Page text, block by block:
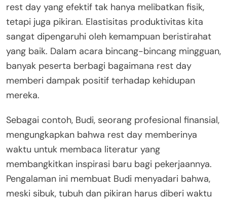
rest day yang efektif tak hanya melibatkan fisik,
tetapi juga pikiran. Elastisitas produktivitas kita
sangat dipengaruhi oleh kemampuan beristirahat
yang baik. Dalam acara bincang-bincang mingguan,
banyak peserta berbagi bagaimana rest day
memberi dampak positif terhadap kehidupan
mereka.
Sebagai contoh, Budi, seorang profesional finansial,
mengungkapkan bahwa rest day memberinya
waktu untuk membaca literatur yang
membangkitkan inspirasi baru bagi pekerjaannya.
Pengalaman ini membuat Budi menyadari bahwa,
meski sibuk, tubuh dan pikiran harus diberi waktu